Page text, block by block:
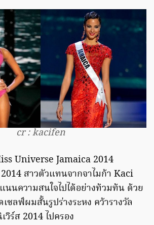
cr : kacifen
Universe Jamaica 2014
สาวตัวแทนจากจาไมก้า Kaci
นนความสนใจไปได้อย่างท้วมท้น ด้วย
ลฟ์ผมสั้นรูปร่างระหง คว้ารางวัล
ร์ส 2014 ไปครอง